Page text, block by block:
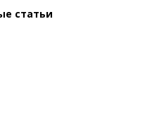
статьи